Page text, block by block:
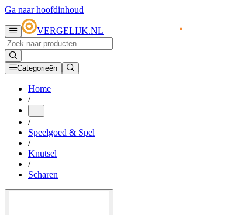
Ga naar hoofdinhoud
VERGELIJK.NL
Categorieën
Home
/
...
/
Speelgoed & Spel
/
Knutsel
/
Scharen